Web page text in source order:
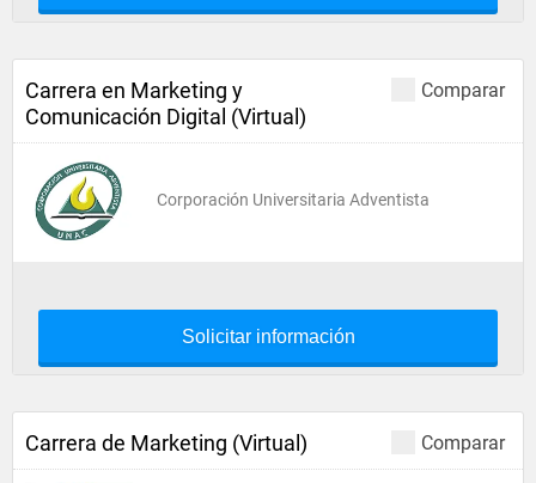
Comparar
Carrera en Marketing y
Comunicación Digital (Virtual)
Corporación Universitaria Adventista
Solicitar información
Comparar
Carrera de Marketing (Virtual)